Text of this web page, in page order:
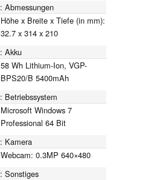
Abmessungen
Höhe x Breite x Tiefe (in mm):
32.7 x 314 x 210
Akku
58 Wh Lithium-Ion, VGP-
BPS20/B 5400mAh
Betriebssystem
Microsoft Windows 7
Professional 64 Bit
Kamera
Webcam: 0.3MP 640×480
Sonstiges